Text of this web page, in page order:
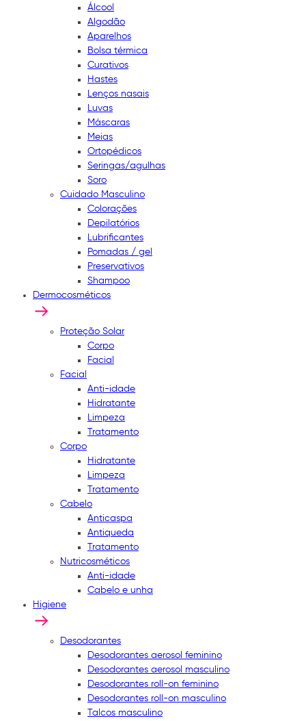
Álcool
Algodão
Aparelhos
Bolsa térmica
Curativos
Hastes
Lenços nasais
Luvas
Máscaras
Meias
Ortopédicos
Seringas/agulhas
Soro
Cuidado Masculino
Colorações
Depilatórios
Lubrificantes
Pomadas / gel
Preservativos
Shampoo
Dermocosméticos
Proteção Solar
Corpo
Facial
Facial
Anti-idade
Hidratante
Limpeza
Tratamento
Corpo
Hidratante
Limpeza
Tratamento
Cabelo
Anticaspa
Antiqueda
Tratamento
Nutricosméticos
Anti-idade
Cabelo e unha
Higiene
Desodorantes
Desodorantes aerosol feminino
Desodorantes aerosol masculino
Desodorantes roll-on feminino
Desodorantes roll-on masculino
Talcos masculino